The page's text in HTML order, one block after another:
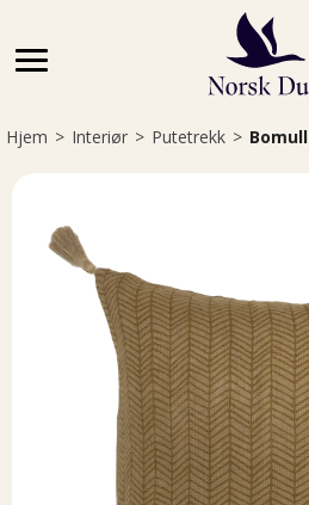
Hjem>Interiør>Putetrekk>Bomull